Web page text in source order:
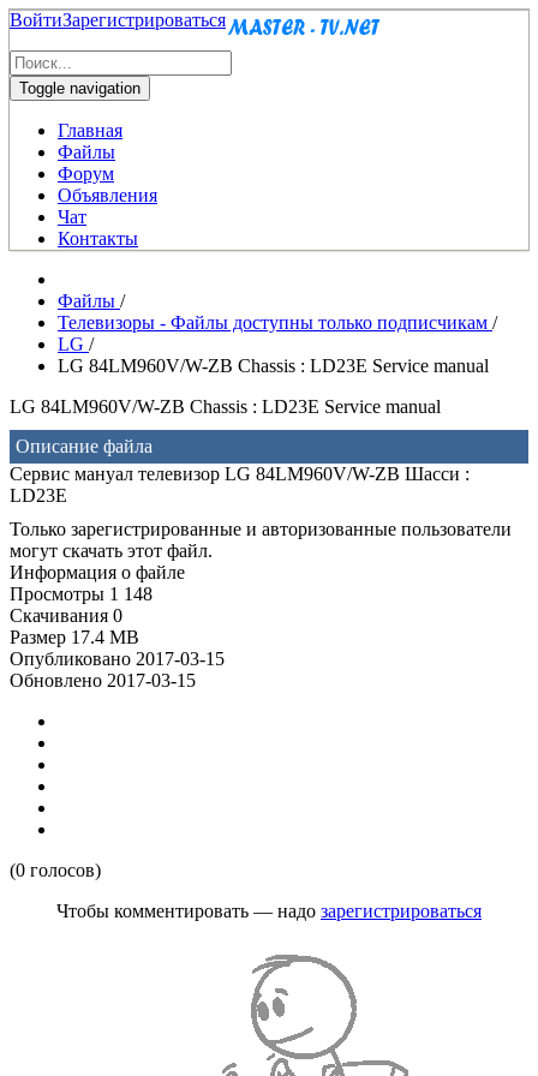
ВойтиЗарегистрироваться
Toggle navigation
Главная
Файлы
Форум
Объявления
Чат
Контакты
Файлы /
Телевизоры - Файлы доступны только подписчикам /
LG /
LG 84LM960V/W-ZB Chassis : LD23E Service manual
LG 84LM960V/W-ZB Chassis : LD23E Service manual
Описание файла
Сервис мануал телевизор LG 84LM960V/W-ZB Шасси :
LD23E
Только зарегистрированные и авторизованные пользователи
могут скачать этот файл.
Информация о файле
Просмотры 1 148
Скачивания 0
Размер 17.4 MB
Опубликовано 2017-03-15
Обновлено 2017-03-15
(0 голосов)
Чтобы комментировать — надо зарегистрироваться